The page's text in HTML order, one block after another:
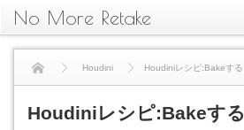
No More Retake
Houdini Houdiniレシピ:Bakeする
Houdiniレシピ:Bakeする